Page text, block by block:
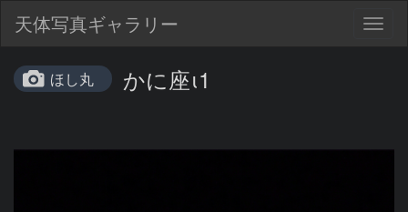
天体写真ギャラリー
ほし丸 かに座ι1